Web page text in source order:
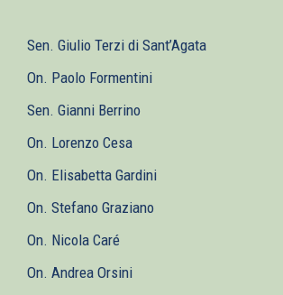
Sen. Giulio Terzi di Sant’Agata
On. Paolo Formentini
Sen. Gianni Berrino
On. Lorenzo Cesa
On. Elisabetta Gardini
On. Stefano Graziano
On. Nicola Caré
On. Andrea Orsini